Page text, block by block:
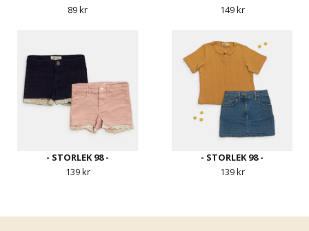
89 kr
149 kr
- STORLEK 98 -
139 kr
- STORLEK 98 -
139 kr